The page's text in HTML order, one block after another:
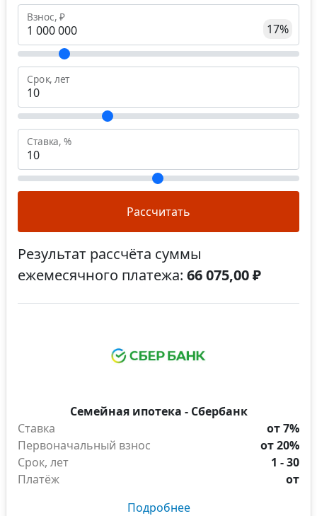
Взнос, ₽
17%
Срок, лет
Ставка, %
Рассчитать
Результат рассчёта суммы
ежемесячного платежа: 66 075,00 ₽
Семейная ипотека - Сбербанк
Ставка
от 7%
Первоначальный взнос
от 20%
Срок, лет
1 - 30
Платёж
от
Подробнее